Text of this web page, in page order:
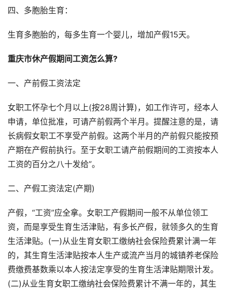
四、多胞胎生育：
生育多胞胎的，每多生育一个婴儿，增加产假15天。
重庆市休产假期间工资怎么算?
一、产前假工资法定
女职工怀孕七个月以上(按28周计算)，如工作许可，经本人
申请，单位批准，可请产前假两个半月。提醒注意的是，请
长病假女职工不享受产前假。这两个半月的产前假只能按预
产期在产假前执行。至于女职工请产前假期间的工资按本人
工资的百分之八十发给”。
二、产假工资法定(产期)
产假，“工资”应全拿。女职工产假期间一般不从单位领工
资，而是享受生育生活津贴，有多长产假，就领多久的生育
生活津贴。(一)从业生育女职工缴纳社会保险费累计满一年
的，其生育生活津贴按本人生产或流产当月的城镇养老保险
费缴费基数乘以本人按法定享受的生育生活津贴期限计发。
(二)从业生育女职工缴纳社会保险费累计不满一年的，其生